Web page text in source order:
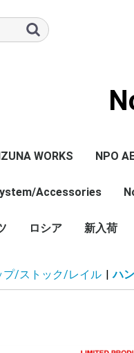
体
WORKS
PISTOL本体
ール/アクセサリー
ガジン
クセサリー
NPO
NPO内
エアガ
マガジ
パーツ
その他
Accessories
WORKS
Airsoft
DYNAMICS
ロシア 新入荷
プ/ストック/レイル | ハ